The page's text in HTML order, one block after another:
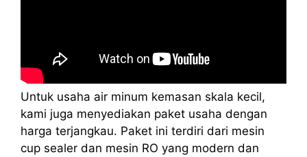
Untuk usaha air minum kemasan skala kecil,
kami juga menyediakan paket usaha dengan
harga terjangkau. Paket ini terdiri dari mesin
cup sealer dan mesin RO yang modern dan